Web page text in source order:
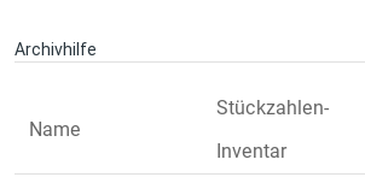
Archivhilfe
Name
Stückzahlen-
Inventar